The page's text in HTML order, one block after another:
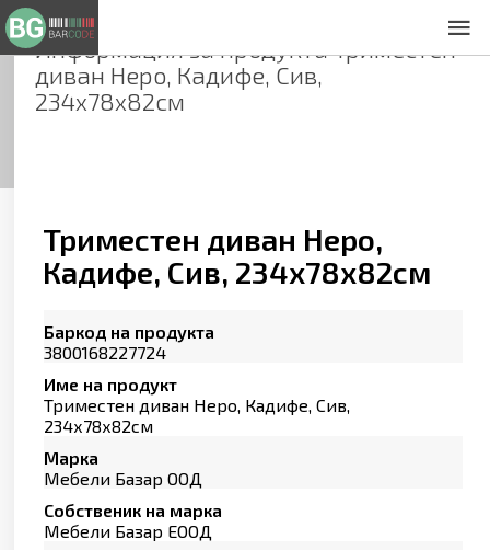
Информация за продуктаТриместен
диван Неро, Кадифе, Сив,
234х78х82см
Триместен диван Неро,
Кадифе, Сив, 234х78х82см
Баркод на продукта
3800168227724
Име на продукт
Триместен диван Неро, Кадифе, Сив,
234х78х82см
Марка
Мебели Базар ООД
Собственик на марка
Мебели Базар ЕООД
Общи условия
Декларация за проверителност